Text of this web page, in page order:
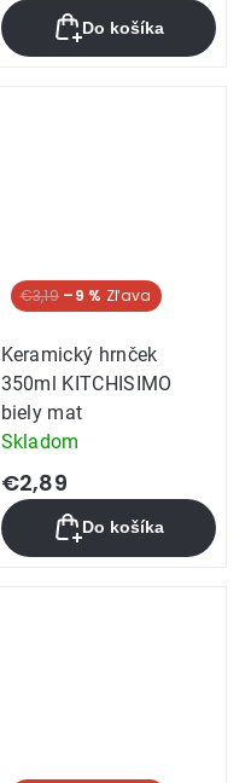
Do košíka
€3,19 –9 %
Keramický hrnček
350ml KITCHISIMO
biely mat
Skladom
€2,89
Do košíka